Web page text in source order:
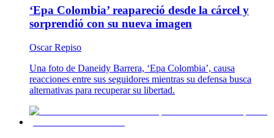
‘Epa Colombia’ reapareció desde la cárcel y
sorprendió con su nueva imagen
Oscar Repiso
Una foto de Daneidy Barrera, ‘Epa Colombia’, causa
reacciones entre sus seguidores mientras su defensa busca
alternativas para recuperar su libertad.